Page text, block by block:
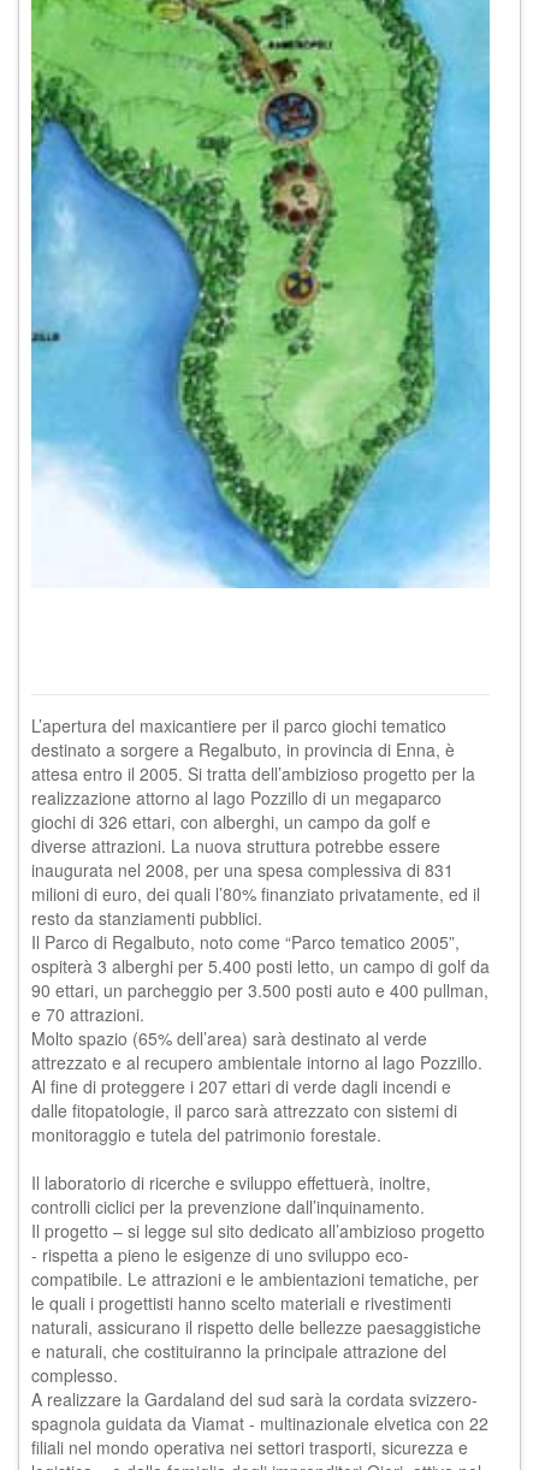
L’apertura del maxicantiere per il parco giochi tematico
destinato a sorgere a Regalbuto, in provincia di Enna, è
attesa entro il 2005. Si tratta dell’ambizioso progetto per la
realizzazione attorno al lago Pozzillo di un megaparco
giochi di 326 ettari, con alberghi, un campo da golf e
diverse attrazioni. La nuova struttura potrebbe essere
inaugurata nel 2008, per una spesa complessiva di 831
milioni di euro, dei quali l’80% finanziato privatamente, ed il
resto da stanziamenti pubblici.
Il Parco di Regalbuto, noto come “Parco tematico 2005”,
ospiterà 3 alberghi per 5.400 posti letto, un campo di golf da
90 ettari, un parcheggio per 3.500 posti auto e 400 pullman,
e 70 attrazioni.
Molto spazio (65% dell’area) sarà destinato al verde
attrezzato e al recupero ambientale intorno al lago Pozzillo.
Al fine di proteggere i 207 ettari di verde dagli incendi e
dalle fitopatologie, il parco sarà attrezzato con sistemi di
monitoraggio e tutela del patrimonio forestale.
Il laboratorio di ricerche e sviluppo effettuerà, inoltre,
controlli ciclici per la prevenzione dall’inquinamento.
Il progetto – si legge sul sito dedicato all’ambizioso progetto
- rispetta a pieno le esigenze di uno sviluppo eco-
compatibile. Le attrazioni e le ambientazioni tematiche, per
le quali i progettisti hanno scelto materiali e rivestimenti
naturali, assicurano il rispetto delle bellezze paesaggistiche
e naturali, che costituiranno la principale attrazione del
complesso.
A realizzare la Gardaland del sud sarà la cordata svizzero-
spagnola guidata da Viamat - multinazionale elvetica con 22
filiali nel mondo operativa nei settori trasporti, sicurezza e